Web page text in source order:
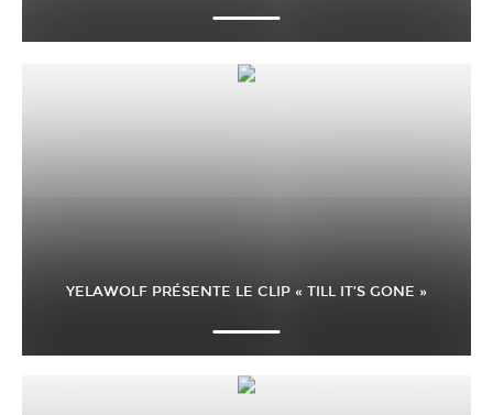
YELAWOLF PRÉSENTE LE CLIP « TILL IT’S GONE »